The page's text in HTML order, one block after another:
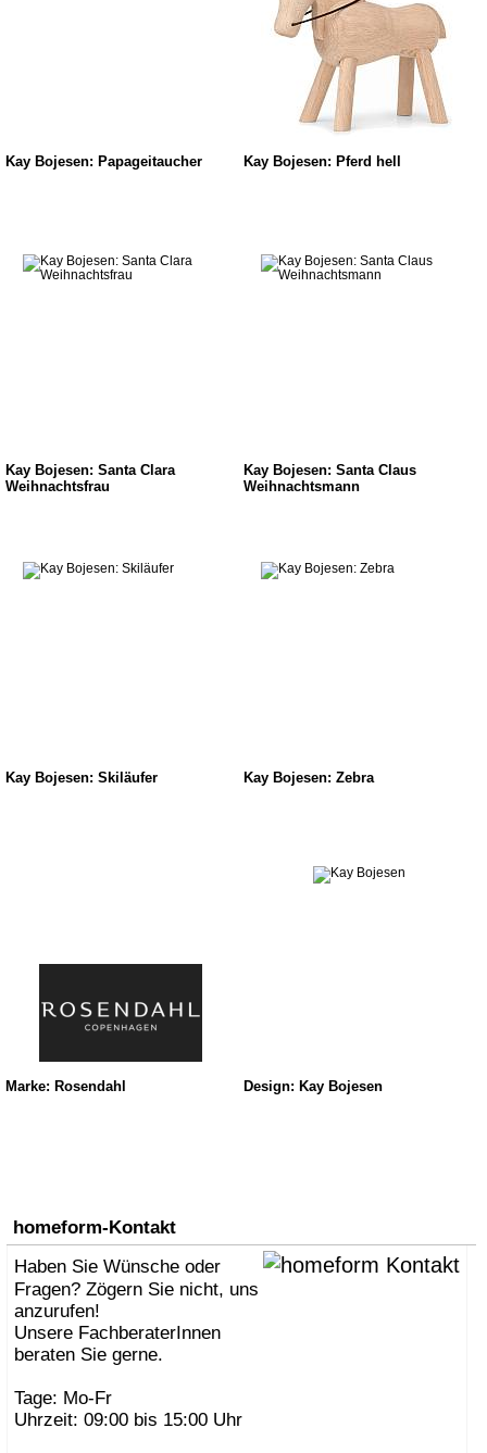
Kay Bojesen: Papageitaucher Kay Bojesen: Pferd hell
Kay Bojesen: Santa Clara
Weihnachtsfrau
Kay Bojesen: Santa Claus
Weihnachtsmann
Kay Bojesen: Skiläufer Kay Bojesen: Zebra
Marke: Rosendahl Design: Kay Bojesen
homeform-Kontakt
Haben Sie Wünsche oder
Fragen? Zögern Sie nicht, uns
anzurufen!
Unsere FachberaterInnen
beraten Sie gerne.
Tage: Mo-Fr
Uhrzeit: 09:00 bis 15:00 Uhr